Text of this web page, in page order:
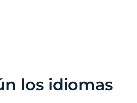
los idiomas